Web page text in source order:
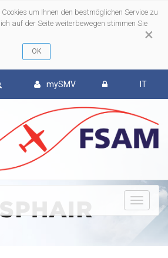
×
um Ihnen den bestmöglichen Service zu
auf der Seite weiterbewegen stimmen Sie
mySMV IT